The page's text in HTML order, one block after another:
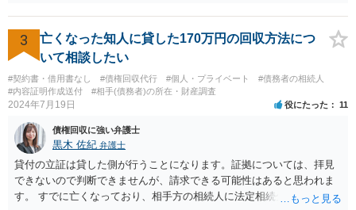
3
亡くなった知人に貸した170万円の回収方法につ
いて相談したい
#契約書・借用書なし #債権回収代行 #個人・プライベート
#債務者の相続人
#内容証明作成送付
#相手(債務者)の所在・財産調査
2024年7月19日 役にたった 11
債権回収に強い弁護士
黒木 佐紀 弁護士
貸付の立証は貸した側が行うことになります。証拠については、拝見
できないので判断できませんが、請求できる可能性はあると思われま
す。 すでに亡くなっており、相手方の相続人に法定相続分に応じて請